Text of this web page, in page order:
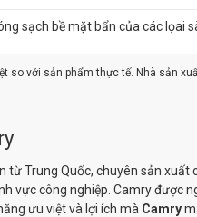
sạch bề mặt bẩn của các lọai
so với sản phẩm thực tế. Nhà sản
từ Trung Quốc, chuyên sản xuất
vực công nghiệp. Camry được
ưu việt và lợi ích mà Camry